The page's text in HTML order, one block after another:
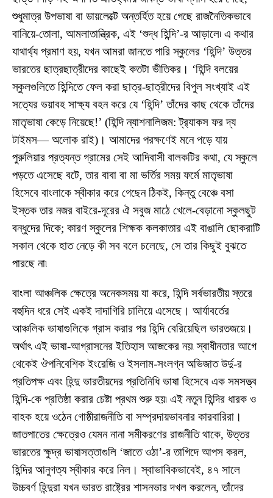
শুধুমাত্র উপভাষা বা ডায়লেক্টে অন্তর্হিত হয়ে গেছে রাজনৈতিকভাবে
বানিয়ে-তোলা, আমলাতান্ত্রিক, এই ‘শুদ্ধ হিন্দি’-র আড়ালে৷ এ কথার
যাথার্থ্য প্রমাণ হয়, যখন আমরা জানতে পারি স্কুলের ‘হিন্দি’ উত্তর
ভারতের ছাত্রছাত্রীদের কাছেই কতটা ভীতিকর। ‘হিন্দি বলয়ের
স্কুলগুলিতে হিন্দিতে ফেল করা ছাত্র-ছাত্রীদের বিপুল সংখ্যাই এই
সত্যের ভয়াবহ সাক্ষ্য বহন করে যে ‘হিন্দি’ তাঁদের কাছ থেকে তাঁদের
মাতৃভাষা কেড়ে নিয়েছে!’ (হিন্দি ন্যাশনালিজম: ট্র‍্যাকস ফর দ্য
টাইমস— অলোক রাই)। আমাদের পরক্ষণেই মনে পড়ে যায়
পুরুলিয়ার প্রত্যন্ত গ্রামের সেই আদিবাসী বালকটির কথা, যে স্কুলে
পড়তে এসেছে বটে, তার বাবা বা মা ভর্তির সময় ফর্মে মাতৃভাষা
হিসেবে বাংলাকে স্বীকার করে গেছেন ঠিকই, কিন্তু বেঞ্চে বসা
ইস্তক তার নজর বাইরে-দূরের ঐ সবুজ মাঠে খেলে-বেড়ানো স্কুলছুট
বন্ধুদের দিকে; কারণ স্কুলের শিক্ষক কলকাতার এই বাঙালি ছোকরাটি
সকাল থেকে হাত নেড়ে কী সব বলে চলেছে, সে তার কিছুই বুঝতে
পারছে না৷
বাংলা আঞ্চলিক ক্ষেত্রে অনেকসময় যা করে, হিন্দি সর্বভারতীয় স্তরে
বহুদিন ধরে সেই একই দাদাগিরি চালিয়ে এসেছে। আর্যাবর্তের
আঞ্চলিক ভাষাগুলিকে গ্রাস করার পর হিন্দি বেরিয়েছিল ভারতজয়ে।
অর্থাৎ এই ভাষা-আগ্রাসনের ইতিহাস আজকের নয়৷ স্বাধীনতার আগে
থেকেই ঔপনিবেশিক ইংরেজি ও ইসলাম-সংলগ্ন অভিজাত উর্দু-র
প্রতিপক্ষ এবং হিন্দু ভারতীয়দের প্রতিনিধি ভাষা হিসেবে এক সমসত্ত্ব
হিন্দি-কে প্রতিষ্ঠা করার চেষ্টা প্রথম শুরু হয়৷ এই নতুন হিন্দির ধারক ও
বাহক হয়ে ওঠেন গোষ্ঠীরাজনীতি বা সম্প্রদায়ভাবনার কারবারিরা।
জাতপাতের ক্ষেত্রেও যেমন নানা সমীকরণের রাজনীতি থাকে, উত্তর
ভারতের ক্ষুদ্র ভাষাসত্তাগুলি ‘জাতে ওঠা’-র তাগিদে আপস করল,
হিন্দির আনুগত্য স্বীকার করে নিল। স্বাভাবিকভাবেই, ৪৭ সালে
উচ্চবর্ণ হিন্দুরা যখন ভারত রাষ্ট্রের শাসনভার দখল করলেন, তাঁদের